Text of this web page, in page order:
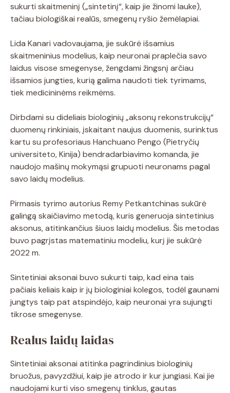
sukurti skaitmeninį („sintetinį“, kaip jie žinomi lauke),
tačiau biologiškai realūs, smegenų ryšio žemėlapiai.
Lida Kanari vadovaujama, jie sukūrė išsamius
skaitmeninius modelius, kaip neuronai praplečia savo
laidus visose smegenyse, žengdami žingsnį arčiau
išsamios jungties, kurią galima naudoti tiek tyrimams,
tiek medicininėms reikmėms.
Dirbdami su dideliais biologinių „aksonų rekonstrukcijų“
duomenų rinkiniais, įskaitant naujus duomenis, surinktus
kartu su profesoriaus Hanchuano Pengo (Pietryčių
universiteto, Kinija) bendradarbiavimo komanda, jie
naudojo mašinų mokymąsi grupuoti neuronams pagal
savo laidų modelius.
Pirmasis tyrimo autorius Remy Petkantchinas sukūrė
galingą skaičiavimo metodą, kuris generuoja sintetinius
aksonus, atitinkančius šiuos laidų modelius. Šis metodas
buvo pagrįstas matematiniu modeliu, kurį jie sukūrė
2022 m.
Sintetiniai aksonai buvo sukurti taip, kad eina tais
pačiais keliais kaip ir jų biologiniai kolegos, todėl gaunami
jungtys taip pat atspindėjo, kaip neuronai yra sujungti
tikrose smegenyse.
Realus laidų laidas
Sintetiniai aksonai atitinka pagrindinius biologinių
bruožus, pavyzdžiui, kaip jie atrodo ir kur jungiasi. Kai jie
naudojami kurti viso smegenų tinklus, gautas